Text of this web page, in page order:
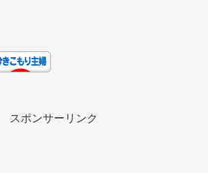
スポンサーリンク